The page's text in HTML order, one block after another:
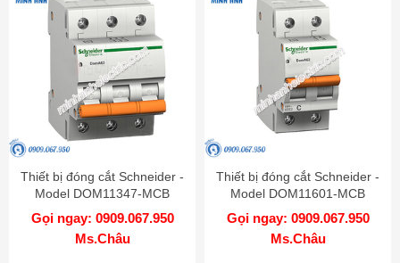
Thiết bị đóng cắt Schneider -
Model DOM11347-MCB
Gọi ngay: 0909.067.950
Ms.Châu
Thiết bị đóng cắt Schneider -
Model DOM11601-MCB
Gọi ngay: 0909.067.950
Ms.Châu